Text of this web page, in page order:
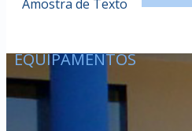
Amostra de Texto
EQUIPAMENTOS